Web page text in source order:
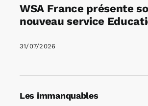
WSA France présente
nouveau service
31/07/2026
Les immanquables